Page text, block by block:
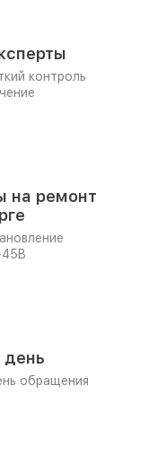
контроль
на ремонт
день
обращения